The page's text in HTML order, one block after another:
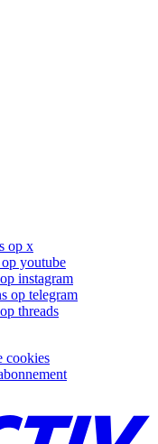
op x
youtube
instagram
op telegram
threads
cookies